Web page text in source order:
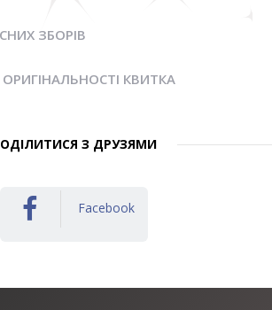
ЗБОРІВ
ОРИГІНАЛЬНОСТІ КВИТКА
З ДРУЗЯМИ
Facebook